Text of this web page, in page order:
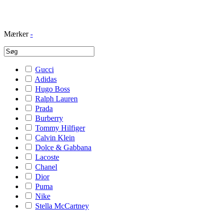
Mærker -
Gucci
Adidas
Hugo Boss
Ralph Lauren
Prada
Burberry
Tommy Hilfiger
Calvin Klein
Dolce & Gabbana
Lacoste
Chanel
Dior
Puma
Nike
Stella McCartney